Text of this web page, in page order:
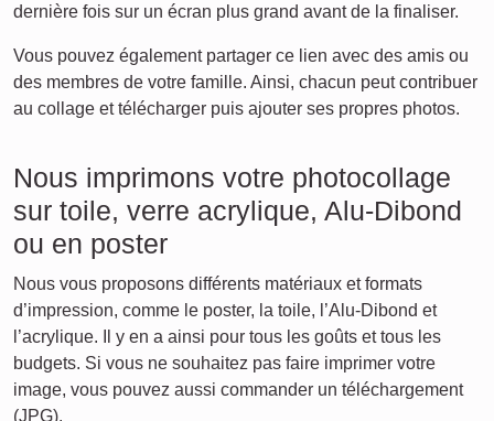
dernière fois sur un écran plus grand avant de la finaliser.
Vous pouvez également partager ce lien avec des amis ou
des membres de votre famille. Ainsi, chacun peut contribuer
au collage et télécharger puis ajouter ses propres photos.
Nous imprimons votre photocollage
sur toile, verre acrylique, Alu-Dibond
ou en poster
Nous vous proposons différents matériaux et formats
d’impression, comme le poster, la toile, l’Alu-Dibond et
l’acrylique. Il y en a ainsi pour tous les goûts et tous les
budgets. Si vous ne souhaitez pas faire imprimer votre
image, vous pouvez aussi commander un téléchargement
(JPG).